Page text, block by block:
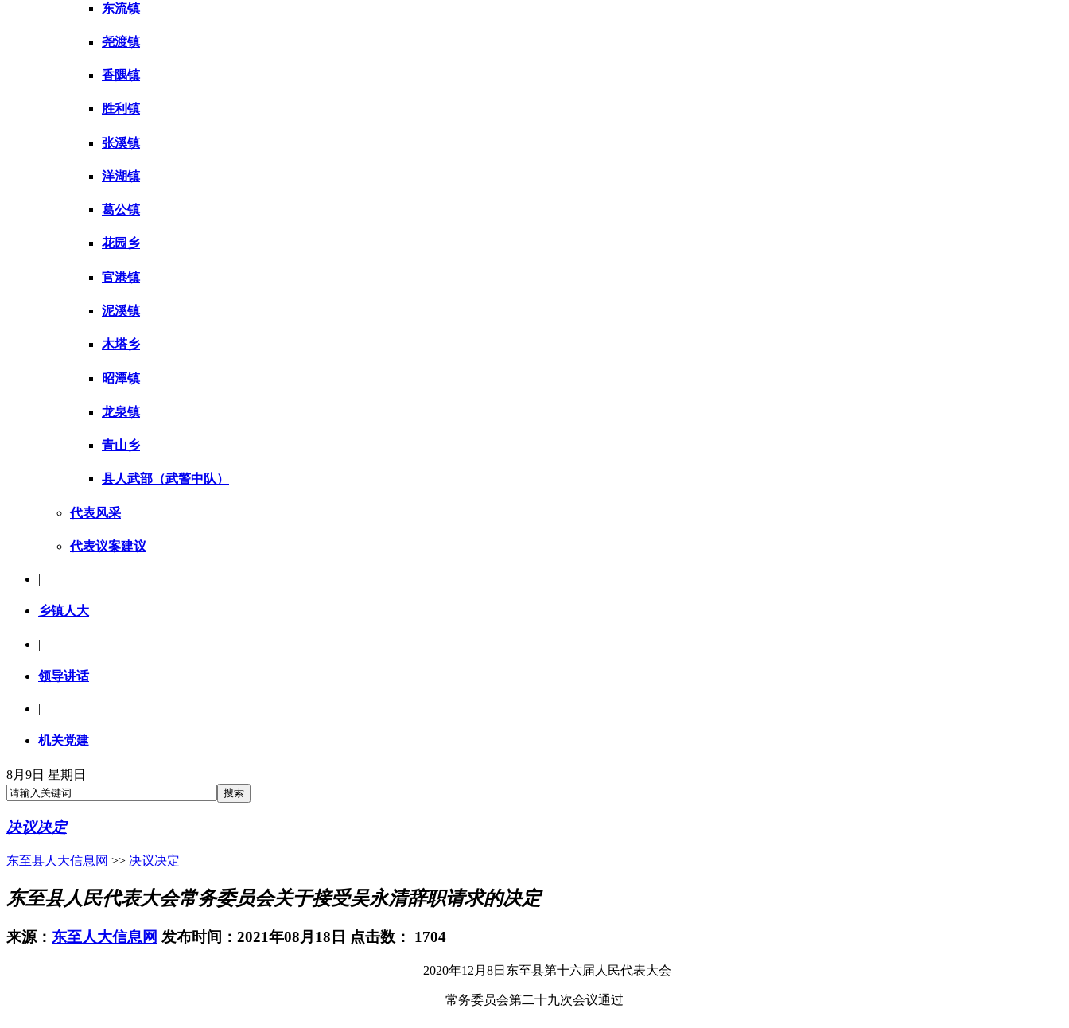
东流镇
尧渡镇
香隅镇
胜利镇
张溪镇
洋湖镇
葛公镇
花园乡
官港镇
泥溪镇
木塔乡
昭潭镇
龙泉镇
青山乡
县人武部（武警中队）
代表风采
代表议案建议
|
乡镇人大
|
领导讲话
|
机关党建
8月9日 星期日
决议决定
东至县人大信息网 >> 决议决定
东至县人民代表大会常务委员会关于接受吴永清辞职请求的决定
来源： 东至人大信息网 发布时间：2021年08月18日 点击数： 1704
——2020年12月8日东至县第十六届人民代表大会
常务委员会第二十九次会议通过